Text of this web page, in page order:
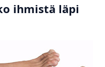
ihmistä läpi